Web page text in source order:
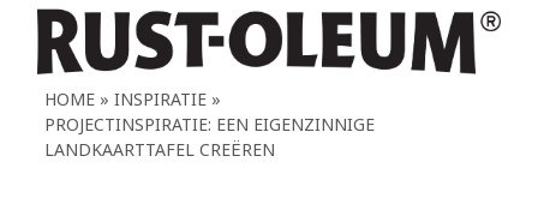
HOME
INSPIRATIE
PROJECTINSPIRATIE: EEN EIGENZINNIGE
LANDKAARTTAFEL CREËREN